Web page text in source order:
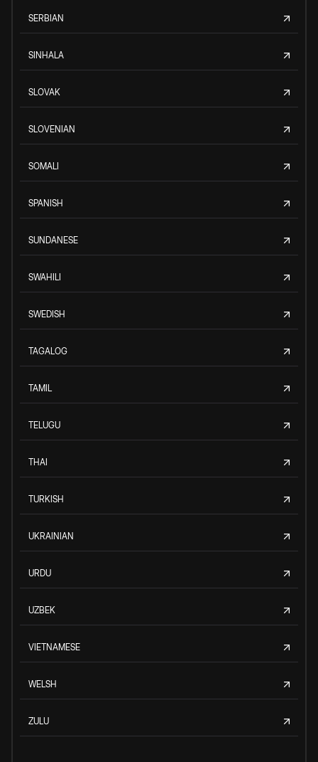
SERBIAN
SINHALA
SLOVAK
SLOVENIAN
SOMALI
SPANISH
SUNDANESE
SWAHILI
SWEDISH
TAGALOG
TAMIL
TELUGU
THAI
TURKISH
UKRAINIAN
URDU
UZBEK
VIETNAMESE
WELSH
ZULU